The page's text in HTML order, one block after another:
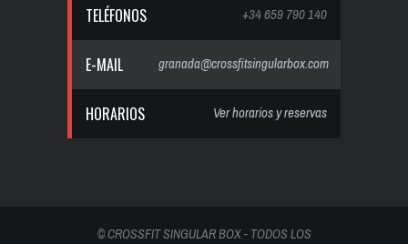
TELÉFONOS +34 659 790 140
E-MAIL granada@crossfitsingularbox.com
HORARIOS Ver horarios y reservas
© CROSSFIT SINGULAR BOX - TODOS LOS